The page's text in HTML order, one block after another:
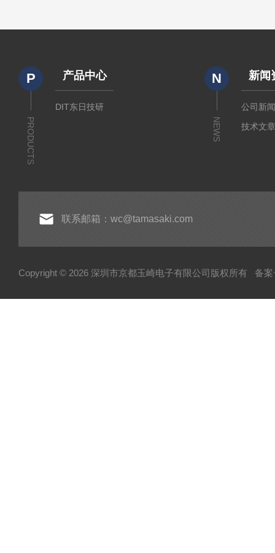
P
PRODUCTS
产品中心
DIT东日技研
N
NEWS
新闻
公司新
技术文
联系邮箱：wc@tamasaki.com
Copyright © 2026 深圳市京都玉崎电子有限公司版权所有 备案